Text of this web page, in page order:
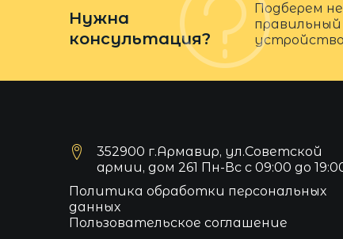
Нужна
консультация?
Подберем
352900 г.Армавир, ул.Советской
армии, дом 261 Пн-Вс с 09:00 до
Политика обработки персональных
данных
Пользовательское соглашение